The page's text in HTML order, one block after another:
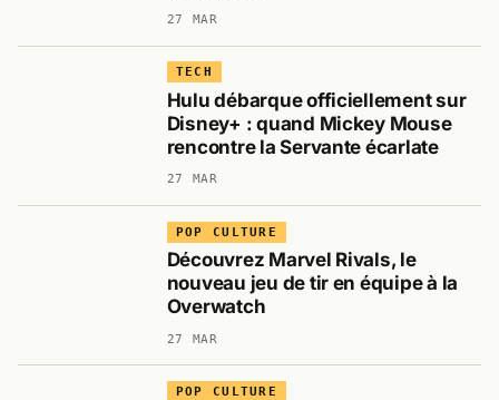
27 MAR
TECH
Hulu débarque officiellement sur
Disney+ : quand Mickey Mouse
rencontre la Servante écarlate
27 MAR
POP CULTURE
Découvrez Marvel Rivals, le
nouveau jeu de tir en équipe à la
Overwatch
27 MAR
POP CULTURE